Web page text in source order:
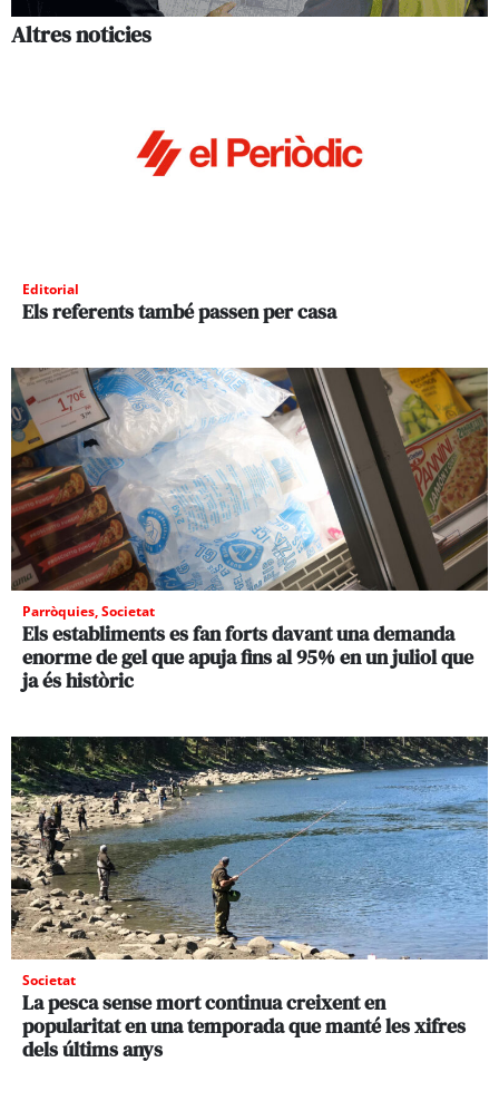
Altres noticies
Editorial
Els referents també passen per casa
Parròquies,Societat
Els establiments es fan forts davant una demanda
enorme de gel que apuja fins al 95% en un juliol que
ja és històric
Societat
La pesca sense mort continua creixent en
popularitat en una temporada que manté les xifres
dels últims anys